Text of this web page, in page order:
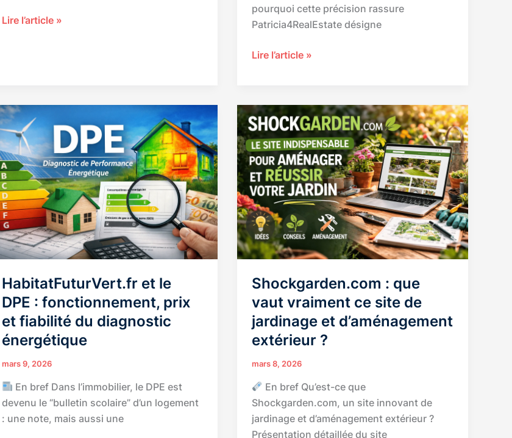
Mur
diagnostic
précis
et
solutions
durables
pour
éviter
l’effondrement
Lire l’article »
pourquoi cette précision rassure
Patricia4RealEstate désigne
Patricia4RealEstate
positionnement
et
avis
pour
savoir
si
cet
accompagnement
immobilier
vous
correspond
Lire l’article »
HabitatFuturVert.fr et le
DPE : fonctionnement, prix
et fiabilité du diagnostic
énergétique
mars 9, 2026
En bref Dans l’immobilier, le DPE est
devenu le “bulletin scolaire” d’un logement
: une note, mais aussi une
Shockgarden.com : que
vaut vraiment ce site de
jardinage et d’aménagement
extérieur ?
mars 8, 2026
En bref Qu’est-ce que
Shockgarden.com, un site innovant de
jardinage et d’aménagement extérieur ?
Présentation détaillée du site